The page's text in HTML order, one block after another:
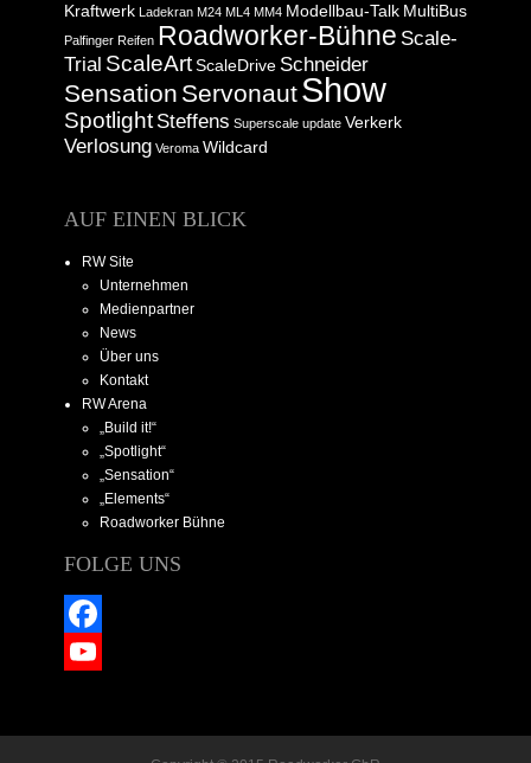
Kraftwerk Ladekran M24 ML4 MM4 Modellbau-Talk MultiBus
Palfinger Reifen Roadworker-Bühne Scale-
Trial ScaleArt ScaleDrive Schneider
Sensation ServonautShow
Spotlight Steffens Superscale update Verkerk
Verlosung Veroma Wildcard
AUF EINEN BLICK
RW Site
Unternehmen
Medienpartner
News
Über uns
Kontakt
RW Arena
„Build it!“
„Spotlight“
„Sensation“
„Elements“
Roadworker Bühne
FOLGE UNS
Facebook